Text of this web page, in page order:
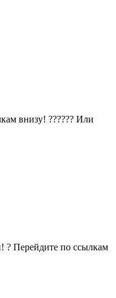
внизу! ?????? Или
? Перейдите по ссылкам